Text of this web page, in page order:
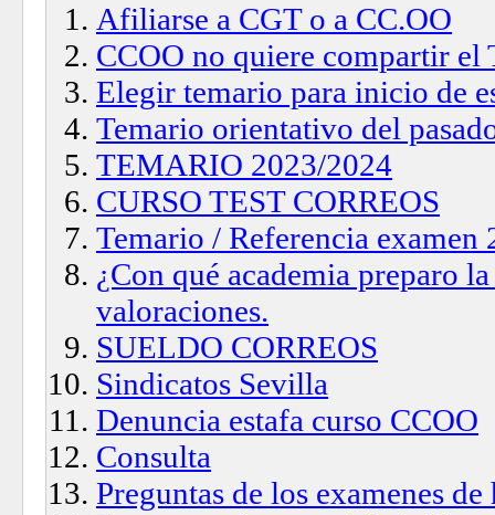
Afiliarse a CGT o a CC.OO
CCOO no quiere compartir
Elegir temario para inicio de
Temario orientativo del
TEMARIO 2023/2024
CURSO TEST CORREOS
Temario / Referencia examen
¿Con qué academia preparo
valoraciones.
SUELDO CORREOS
Sindicatos Sevilla
Denuncia estafa curso CCOO
Consulta
Preguntas de los examenes de